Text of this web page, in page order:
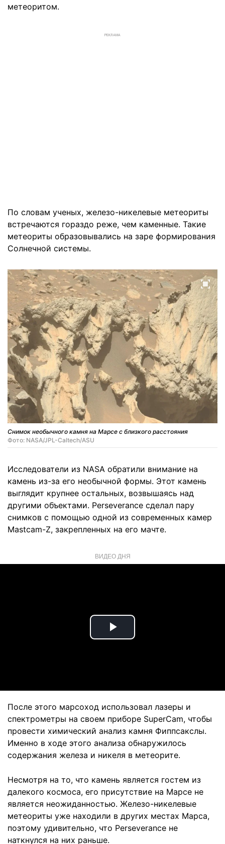
метеоритом.
РЕКЛАМА
По словам ученых, железо-никелевые метеориты
встречаются гораздо реже, чем каменные. Такие
метеориты образовывались на заре формирования
Солнечной системы.
Снимок необычного камня на Марсе с близкого расстояния
Фото: NASA/JPL-Caltech/ASU
Исследователи из NASA обратили внимание на
камень из-за его необычной формы. Этот камень
выглядит крупнее остальных, возвышаясь над
другими объектами. Perseverance сделал пару
снимков с помощью одной из современных камер
Mastcam-Z, закрепленных на его мачте.
ВИДЕО ДНЯ
Play
После этого марсоход использовал лазеры и
спектрометры на своем приборе SuperCam, чтобы
провести химический анализ камня Фиппсакслы.
Именно в ходе этого анализа обнаружилось
содержания железа и никеля в метеорите.
Несмотря на то, что камень является гостем из
далекого космоса, его присутствие на Марсе не
является неожиданностью. Железо-никелевые
метеориты уже находили в других местах Марса,
поэтому удивительно, что Perseverance не
наткнулся на них раньше.